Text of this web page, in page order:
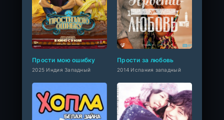
Прости мою ошибку
2025 Индия Западный
Прости за любовь
2014 Испания западный